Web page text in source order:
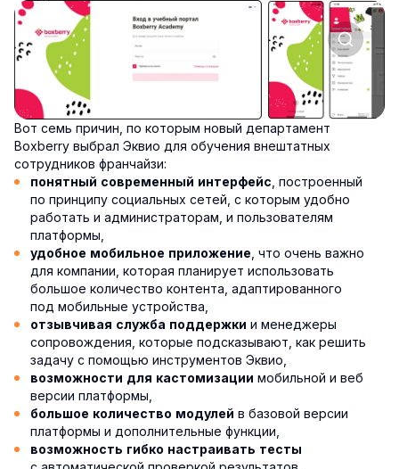
Вот семь причин, по которым новый департамент
Boxberry выбрал Эквио для обучения внештатных
сотрудников франчайзи:
понятный современный интерфейс , построенный
по принципу социальных сетей, с которым удобно
работать и администраторам, и пользователям
платформы,
удобное мобильное приложение , что очень важно
для компании, которая планирует использовать
большое количество контента, адаптированного
под мобильные устройства,
отзывчивая служба поддержки и менеджеры
сопровождения, которые подсказывают, как решить
задачу с помощью инструментов Эквио,
возможности для кастомизации мобильной и веб
версии платформы,
большое количество модулей в базовой версии
платформы и дополнительные функции,
возможность гибко настраивать тесты